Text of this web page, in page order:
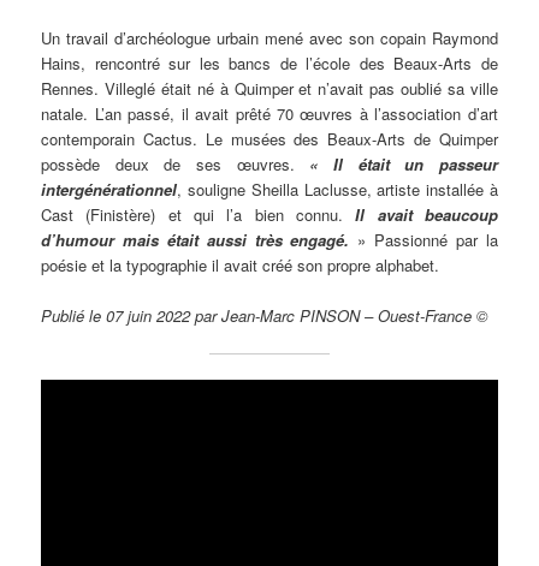
Un travail d’archéologue urbain mené avec son copain Raymond
Hains, rencontré sur les bancs de l’école des Beaux-Arts de
Rennes. Villeglé était né à Quimper et n’avait pas oublié sa ville
natale. L’an passé, il avait prêté 70 œuvres à l’association d’art
contemporain Cactus. Le musées des Beaux-Arts de Quimper
possède deux de ses œuvres. « Il était un passeur
intergénérationnel, souligne Sheilla Laclusse, artiste installée à
Cast (Finistère) et qui l’a bien connu. Il avait beaucoup
d’humour mais était aussi très engagé. » Passionné par la
poésie et la typographie il avait créé son propre alphabet.
Publié le 07 juin 2022 par Jean-Marc PINSON – Ouest-France ©